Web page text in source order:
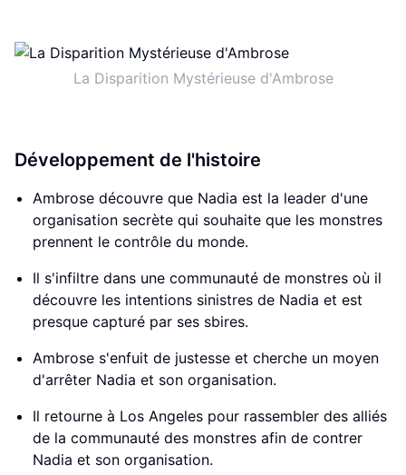
La Disparition Mystérieuse d'Ambrose
Développement de l'histoire
Ambrose découvre que Nadia est la leader d'une
organisation secrète qui souhaite que les monstres
prennent le contrôle du monde.
Il s'infiltre dans une communauté de monstres où il
découvre les intentions sinistres de Nadia et est
presque capturé par ses sbires.
Ambrose s'enfuit de justesse et cherche un moyen
d'arrêter Nadia et son organisation.
Il retourne à Los Angeles pour rassembler des alliés
de la communauté des monstres afin de contrer
Nadia et son organisation.